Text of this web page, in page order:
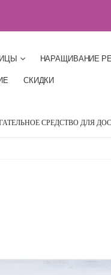
НАРАЩИВАНИЕ
СКИДКИ
СРЕДСТВО ДЛЯ